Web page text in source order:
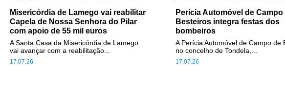
Misericórdia de Lamego vai reabilitar
Capela de Nossa Senhora do Pilar
com apoio de 55 mil euros
17.07.26
A Santa Casa da Misericórdia de Lamego
vai avançar com a reabilitação...
Perícia Automóvel de Campo
Besteiros integra festas dos
bombeiros
17.07.26
A Perícia Automóvel de Campo de
no concelho de Tondela,...